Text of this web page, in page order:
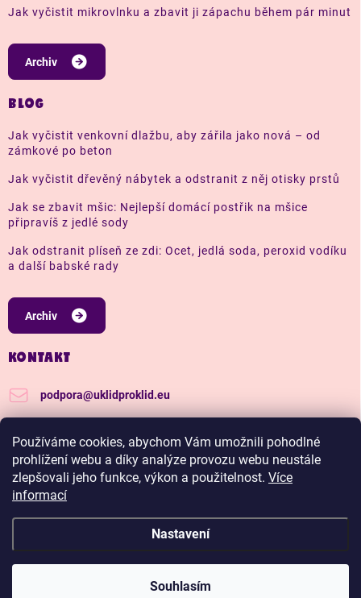
Používáme cookies, abychom Vám umožnili pohodlné
prohlížení webu a díky analýze provozu webu neustále
zlepšovali jeho funkce, výkon a použitelnost. Více
informací
Nastavení
Souhlasím
Hadříkománie, čím víc nakoupíš, tím větší slevu budeš
Jak vyčistit mikrovlnku a zbavit ji zápachu během pár minut
Archiv
BLOG
Jak vyčistit venkovní dlažbu, aby zářila jako nová – od
zámkové po beton
Jak vyčistit dřevěný nábytek a odstranit z něj otisky prstů
Jak se zbavit mšic: Nejlepší domácí postřik na mšice
připravíš z jedlé sody
Jak odstranit plíseň ze zdi: Ocet, jedlá soda, peroxid vodíku
a další babské rady
Archiv
KONTAKT
podpora@uklidproklid.eu
Další tipy a triky, jak na úklid pro klid
uklidproklid/
Copyright 2026Úklid pro klid. Všechna práva vyhrazena.Upravit nastavení
cookies